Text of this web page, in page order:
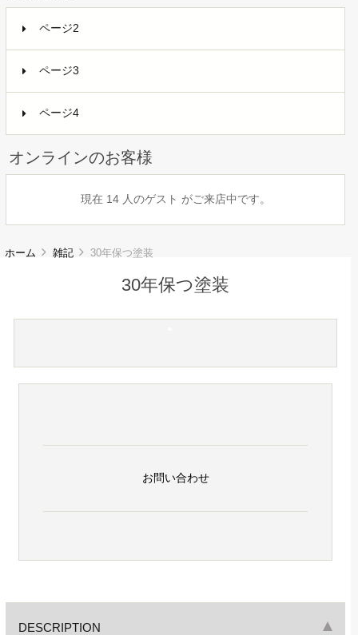
ページ2
ページ3
ページ4
オンラインのお客様
現在 14 人のゲスト がご来店中です。
ホーム 雑記 30年保つ塗装
30年保つ塗装
お問い合わせ
DESCRIPTION